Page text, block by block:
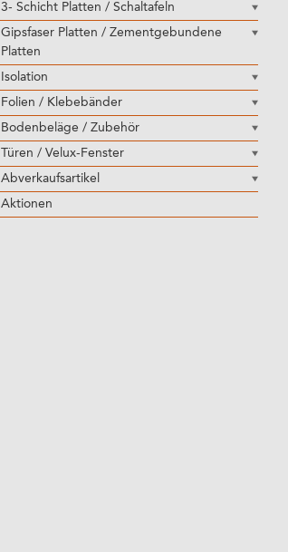
3- Schicht Platten / Schaltafeln
Gipsfaser Platten / Zementgebundene
Platten
Isolation
Folien / Klebebänder
Bodenbeläge / Zubehör
Türen / Velux-Fenster
Abverkaufsartikel
Aktionen